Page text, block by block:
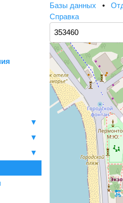
▼
▼
▼
Базы данных •
Справка